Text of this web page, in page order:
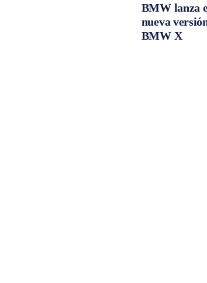
BMW lanza
nueva
BMW X